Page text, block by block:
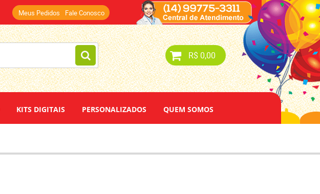
Meus Pedidos Fale Conosco
R$ 0,00
KITS DIGITAIS PERSONALIZADOS QUEM SOMOS